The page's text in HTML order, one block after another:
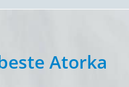
Atorka